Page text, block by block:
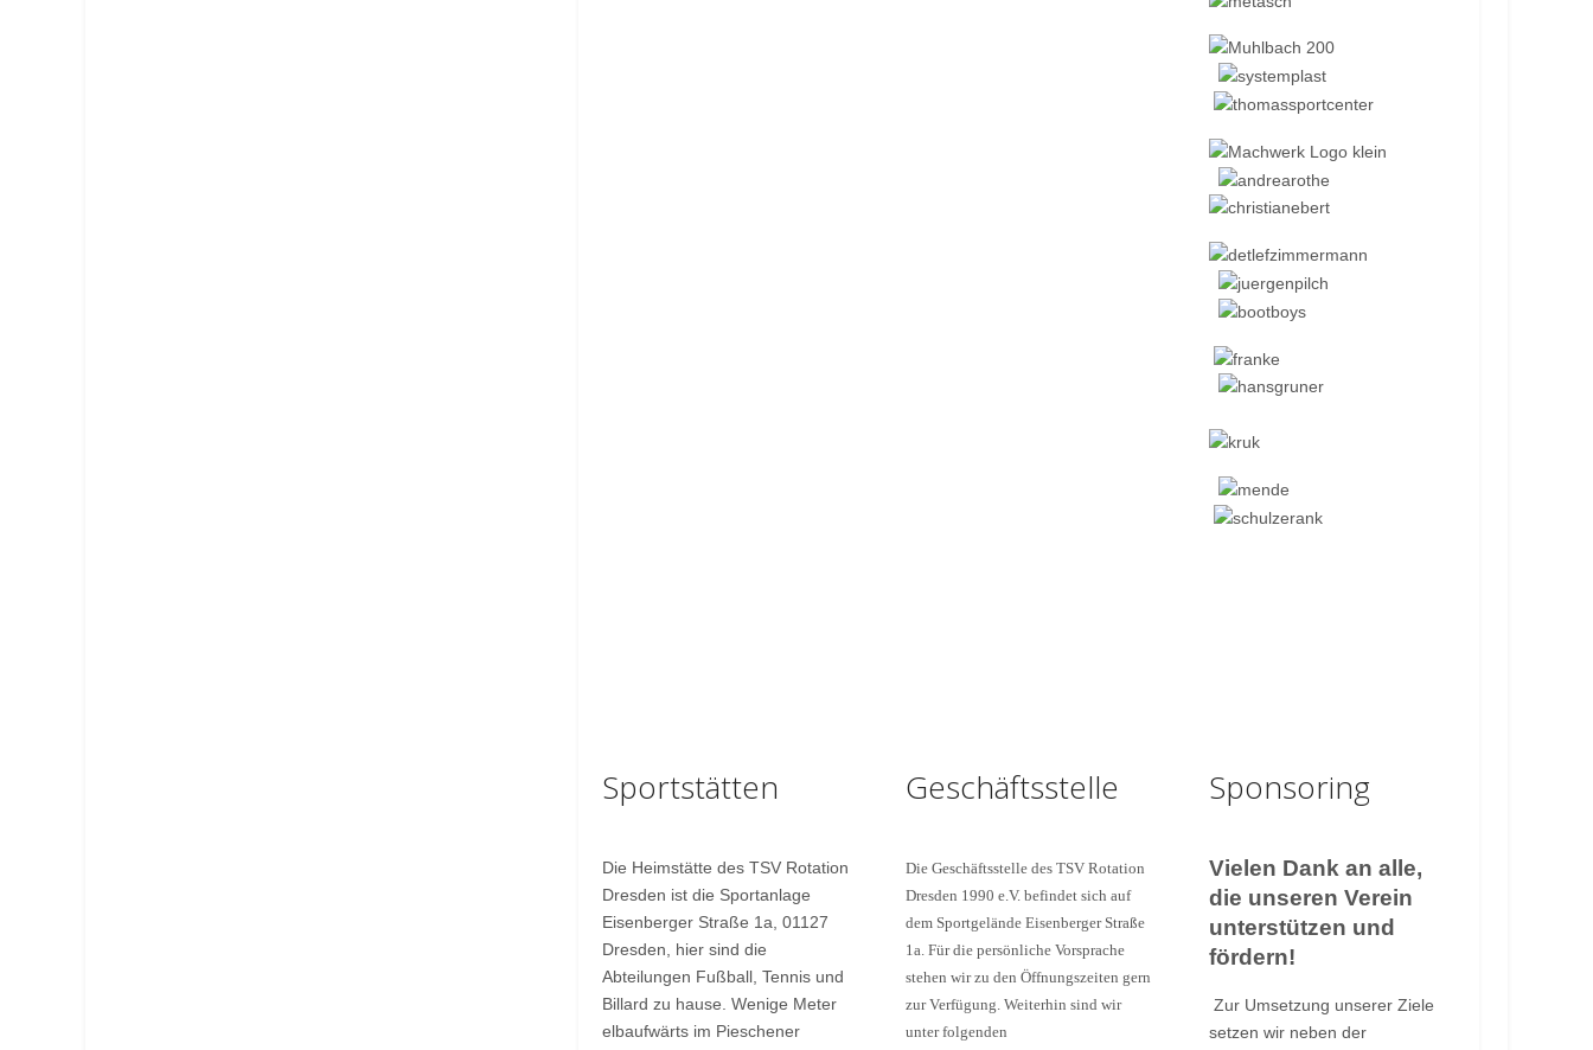
Sportstätten
Die Heimstätte des TSV Rotation
Dresden ist die Sportanlage
Eisenberger Straße 1a, 01127
Dresden, hier sind die
Abteilungen Fußball, Tennis und
Billard zu hause. Wenige Meter
elbaufwärts im Pieschener
Geschäftsstelle
Die Geschäftsstelle des TSV Rotation
Dresden 1990 e.V. befindet sich auf
dem Sportgelände Eisenberger Straße
1a. Für die persönliche Vorsprache
stehen wir zu den Öffnungszeiten gern
zur Verfügung. Weiterhin sind wir
unter folgenden
Sponsoring
Vielen Dank an alle,
die unseren Verein
unterstützen und
fördern!
Zur Umsetzung unserer Ziele
setzen wir neben der